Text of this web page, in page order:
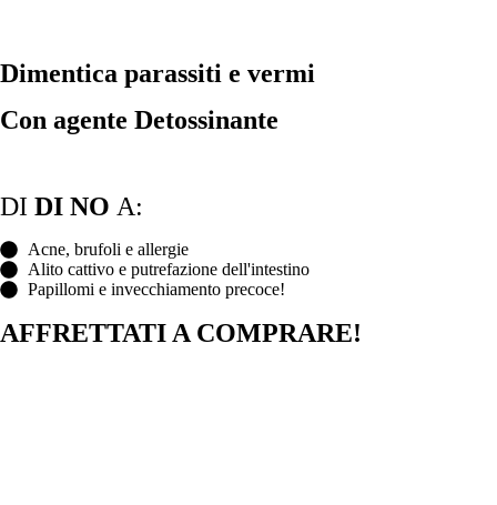
Dimentica parassiti e vermi
Con agente Detossinante
DI DI NO A:
Acne, brufoli e allergie
Alito cattivo e putrefazione dell'intestino
Papillomi e invecchiamento precoce!
AFFRETTATI A COMPRARE!